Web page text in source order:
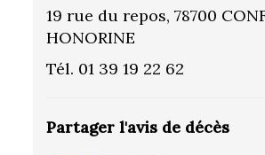
19 rue du repos, 78700
HONORINE
Tél. 01 39 19 22 62
Partager l'avis de décès